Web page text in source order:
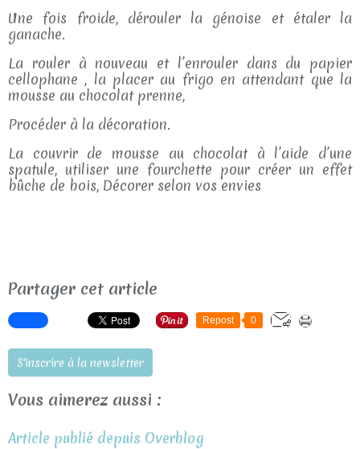
Une fois froide, dérouler la génoise et étaler la
ganache.
La rouler à nouveau et l’enrouler dans du papier
cellophane , la placer au frigo en attendant que la
mousse au chocolat prenne,
Procéder à la décoration.
La couvrir de mousse au chocolat à l’aide d’une
spatule, utiliser une fourchette pour créer un effet
bûche de bois, Décorer selon vos envies
Partager cet article
Repost 0
S'inscrire à la newsletter
Vous aimerez aussi :
Article publié depuis Overblog